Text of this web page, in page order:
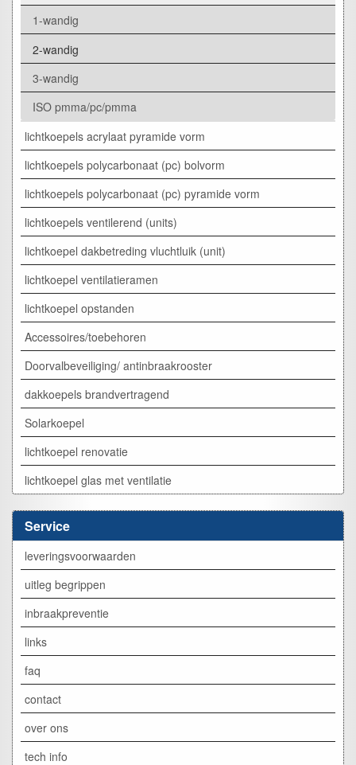
1-wandig
2-wandig
3-wandig
ISO pmma/pc/pmma
lichtkoepels acrylaat pyramide vorm
lichtkoepels polycarbonaat (pc) bolvorm
lichtkoepels polycarbonaat (pc) pyramide vorm
lichtkoepels ventilerend (units)
lichtkoepel dakbetreding vluchtluik (unit)
lichtkoepel ventilatieramen
lichtkoepel opstanden
Accessoires/toebehoren
Doorvalbeveiliging/ antinbraakrooster
dakkoepels brandvertragend
Solarkoepel
lichtkoepel renovatie
lichtkoepel glas met ventilatie
Service
leveringsvoorwaarden
uitleg begrippen
inbraakpreventie
links
faq
contact
over ons
tech info